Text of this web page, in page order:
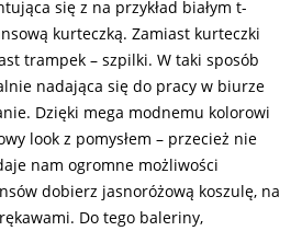
się z na przykład białym t-
kurteczką. Zamiast kurteczki
trampek – szpilki. W taki sposób
nadająca się do pracy w biurze
Dzięki mega modnemu kolorowi
look z pomysłem – przecież nie
nam ogromne możliwości
dobierz jasnoróżową koszulę, na
Do tego baleriny,